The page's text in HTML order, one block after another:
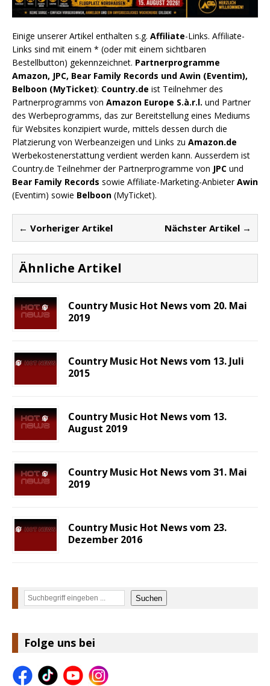
Einige unserer Artikel enthalten s.g. Affiliate-Links. Affiliate-
Links sind mit einem * (oder mit einem sichtbaren
Bestellbutton) gekennzeichnet. Partnerprogramme
Amazon, JPC, Bear Family Records und Awin (Eventim),
Belboon (MyTicket): Country.de ist Teilnehmer des
Partnerprogramms von Amazon Europe S.à.r.l. und Partner
des Werbeprogramms, das zur Bereitstellung eines Mediums
für Websites konzipiert wurde, mittels dessen durch die
Platzierung von Werbeanzeigen und Links zu Amazon.de
Werbekostenerstattung verdient werden kann. Ausserdem ist
Country.de Teilnehmer der Partnerprogramme von JPC und
Bear Family Records sowie Affiliate-Marketing-AnbieterAwin
(Eventim) sowie Belboon (MyTicket).
← Vorheriger Artikel Nächster Artikel →
Ähnliche Artikel
Country Music Hot News vom 20. Mai
2019
Country Music Hot News vom 13. Juli
2015
Country Music Hot News vom 13.
August 2019
Country Music Hot News vom 31. Mai
2019
Country Music Hot News vom 23.
Dezember 2016
Suchen Suchen
Folge uns bei